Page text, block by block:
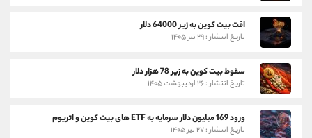
افت بیت کوین به زیر 64000 دلار
تاریخ انتشار : ۲۹ تیر ۱۴۰۵
سقوط بیت کوین به زیر 78 هزار دلار
تاریخ انتشار : ۲۶ اردیبهشت ۱۴۰۵
ورود 169 میلیون دلار سرمایه به ETF های بیت کوین و اتریوم
تاریخ انتشار : ۲۷ تیر ۱۴۰۵